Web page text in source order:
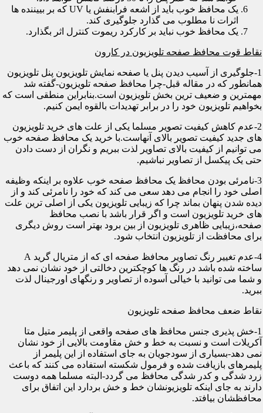
یک محافظ خوب باید از اشعه فرابنفش یا UV که بر بییننده ها
اثرات نا مطلوب می گذارد جلوگیری کند.
یک محافظ خوب نباید بر کارکرد ریموت کنترل اثر بگذارد.
نقاط قوت محافظ صفحه تلویزیون در کارون
1-جلوگیری از آسیب دیدن پنل یا صفحه نمایش تلویزیون پنل تلویزیون
همانطور که در مقاله قبل-چرا محافظ صفحه تلویزیون-گفته شد
مهمترین و ضعیف ترین بخش تلویزیون است.بنابراین منطقی است که
بخواهیم تلویزیون خود را در برابر تهدیدات بالقوه ایمن کنیم.
2-عدم کاهش کیفیت تصویر مسلما یکی از علت های خرید تلویزیون
های جدید کیفیت تصویر بالای آنهاست.با خرید یک محافظ صفحه خوب
می توانیم از کیفیت بالای تصاویر لذت ببریم و نگران از دست دادن
حتی یک پیکسل از تصاویر نباشیم.
3-نامرئی بودن محافظ یک محافظ صفحه خوب علاوه بر اینکه وظیفه
اصلی خود را انجام می دهد سعی می کند که خود را نامرئی کند و از
دیده شدن پنهان بماند چرا که زیبایی تلویزیون یکی از اصلی ترین علت
های خرید تلویزیون است و اگر قرار باشد با نصب محافظ
صفحه،زیبایی ظاهری تلویزیون از بین برود بهتر است روش دیگری
برای محافظت از تلویزیون انتخاب شود.
4-عدم تغییر رنگ تصاویر محافظ صفحه ای که از متریال گرید A
ساخته شده باشد در رنگ ها کوچکترین دخالتی از خود نشان نمی دهد
و شما می توانید با خیالی آسوده از تصاویر و رنگهای اورجینال لذت
ببرید.
نقاط ضعف محافظ صفحه تلویزیون
1-خش پذیری جنس محافظ های صفحه واقعی از پلیمر متیل متا
آکریلات است و نسبت به خط و خش مقاومت بالایی از خود نشان
نمی دهد-بسیاری از سودجویان به جای استفاده از این پلیمر از
پلیمرهای بازیافت شده و فرمول شکسته استفاده می کنند که باعث
زرد شدگی و کدر شدگی محافظ می گردد-البته مسلما همه دوست
دارند به جای اینکه تلویزیونشان خط و خش بردارد این اتفاق برای
محافظشان بیافتد.